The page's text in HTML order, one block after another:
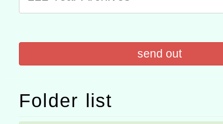
赴陸應申請許可一案
轉知經濟部水利署委託財
位及節水達人選拔活動」
市孔廟祈福系列活動—儒
2026年桃園地景藝術節教
send out
Folder list